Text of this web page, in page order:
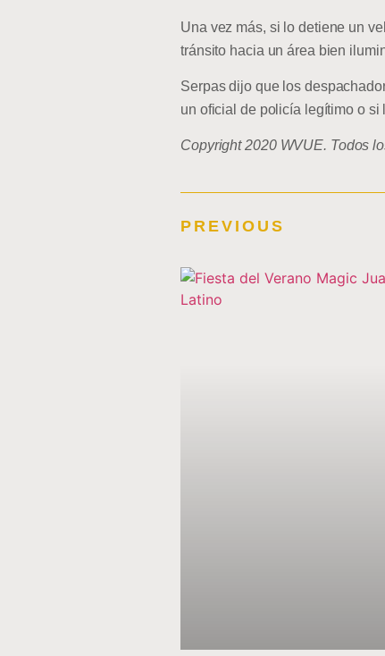
Una vez más, si lo detiene un
tránsito hacia un área bien
Serpas dijo que los
un oficial de policía legítimo o
Copyright 2020 WVUE. Todos
PREVIOUS